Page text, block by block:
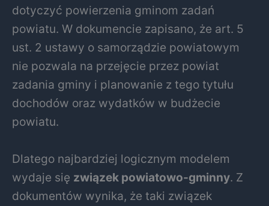
dotyczyć powierzenia gminom zadań
powiatu. W dokumencie zapisano, że art. 5
ust. 2 ustawy o samorządzie powiatowym
nie pozwala na przejęcie przez powiat
zadania gminy i planowanie z tego tytułu
dochodów oraz wydatków w budżecie
powiatu.
Dlatego najbardziej logicznym modelem
wydaje się związek powiatowo-gminny. Z
dokumentów wynika, że taki związek